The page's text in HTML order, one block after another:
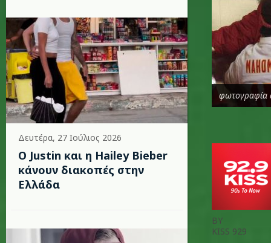
Δευτέρα, 27 Ιούλιος 2026
Ο Justin και η Hailey Bieber
κάνουν διακοπές στην
Ελλάδα
φωτογραφία
BY
KISS 929